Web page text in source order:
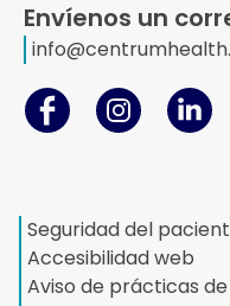
Envíenos un
Seguridad del
Accesibilidad web
Aviso de prácticas